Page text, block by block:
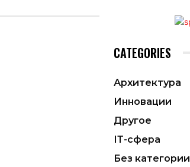
CATEGORIES
Архитектура
Инновации
Другое
ІТ-сфера
Без категории